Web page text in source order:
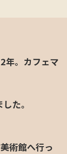
年。カフェマ
た。
術館へ行っ